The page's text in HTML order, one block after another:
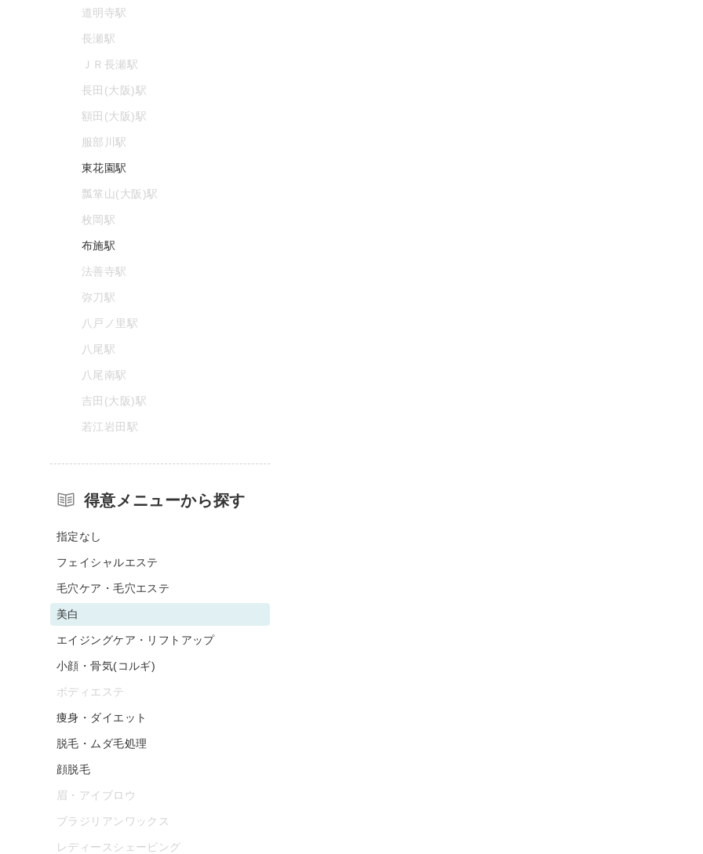
道明寺駅
長瀬駅
ＪＲ長瀬駅
長田(大阪)駅
額田(大阪)駅
服部川駅
東花園駅
瓢箪山(大阪)駅
枚岡駅
布施駅
法善寺駅
弥刀駅
八戸ノ里駅
八尾駅
八尾南駅
吉田(大阪)駅
若江岩田駅
得意メニューから探す
指定なし
フェイシャルエステ
毛穴ケア・毛穴エステ
美白
エイジングケア・リフトアップ
小顔・骨気(コルギ)
ボディエステ
痩身・ダイエット
脱毛・ムダ毛処理
顔脱毛
眉・アイブロウ
ブラジリアンワックス
レディースシェービング